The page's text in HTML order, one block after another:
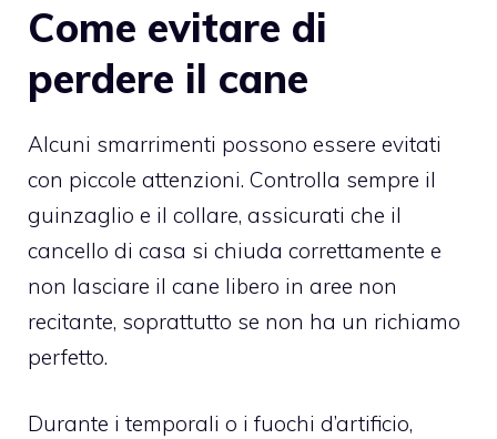
Come evitare di
perdere il cane
Alcuni smarrimenti possono essere evitati
con piccole attenzioni. Controlla sempre il
guinzaglio e il collare, assicurati che il
cancello di casa si chiuda correttamente e
non lasciare il cane libero in aree non
recitante, soprattutto se non ha un richiamo
perfetto.
Durante i temporali o i fuochi d’artificio,